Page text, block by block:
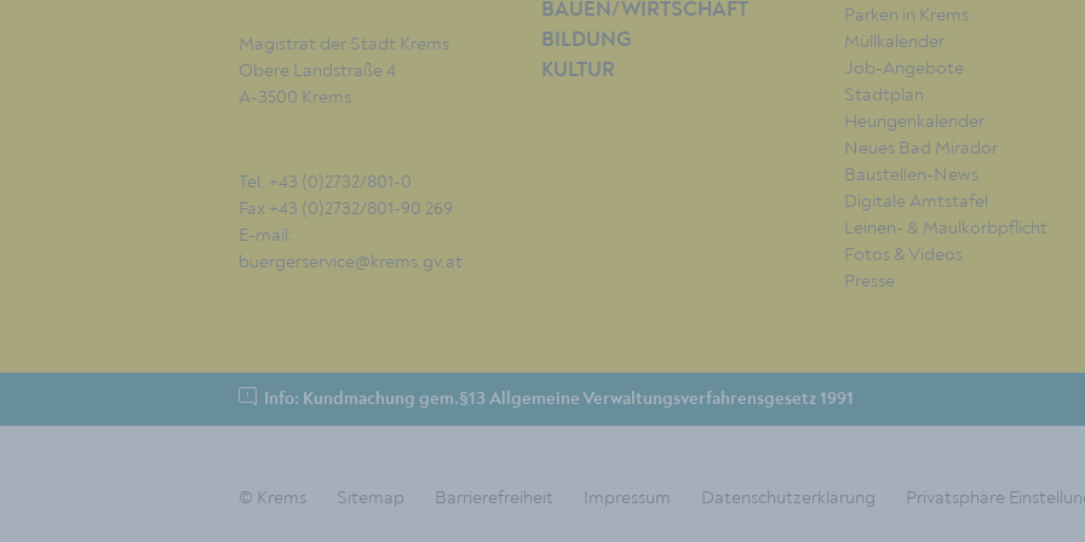
Magistrat der Stadt Krems
Obere Landstraße 4
A-3500 Krems
Tel. +43 (0)2732/801-0
Fax +43 (0)2732/801-90 269
E-mail:
buergerservice@krems.gv.at
BAUEN/WIRTSCHAFT
BILDUNG
KULTUR
Parken in Krems
Müllkalender
Job-Angebote
Stadtplan
Heurigenkalender
Neues Bad Mirador
Baustellen-News
Digitale Amtstafel
Leinen- & Maulkorbpflicht
Fotos & Videos
Presse
Info: Kundmachung gem.§13 Allgemeine Verwaltungsverfahrensgesetz 1991
© Krems Sitemap Barrierefreiheit Impressum Datenschutzerklärung Privatsphäre